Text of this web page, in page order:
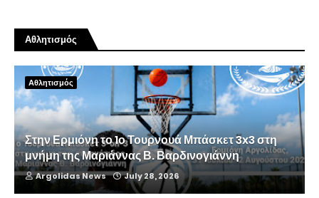
Αθλητισμός
Αθλητισμός
Στην Ερμιόνη το 1ο Τουρνουά Μπάσκετ 3x3 στη
μνήμη της Μαριάννας Β. Βαρδινογιάννη
Argolidas News July 28, 2026